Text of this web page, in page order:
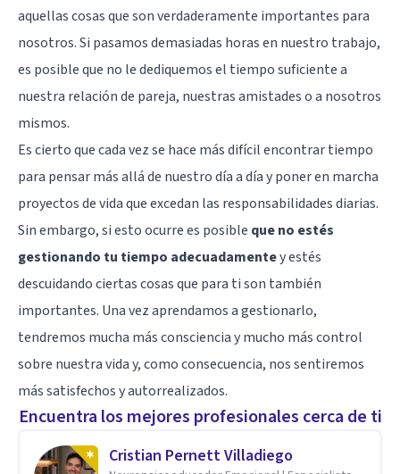
aquellas cosas que son verdaderamente importantes para
nosotros. Si pasamos demasiadas horas en nuestro trabajo,
es posible que no le dediquemos el tiempo suficiente a
nuestra relación de pareja, nuestras amistades o a nosotros
mismos.
Es cierto que cada vez se hace más difícil encontrar tiempo
para pensar más allá de nuestro día a día y poner en marcha
proyectos de vida que excedan las responsabilidades diarias.
Sin embargo, si esto ocurre es posible que no estés
gestionando tu tiempo adecuadamentey estés
descuidando ciertas cosas que para ti son también
importantes. Una vez aprendamos a gestionarlo,
tendremos mucha más consciencia y mucho más control
sobre nuestra vida y, como consecuencia, nos sentiremos
más satisfechos y autorrealizados.
Encuentra los mejores profesionales cerca de ti
Cristian Pernett Villadiego